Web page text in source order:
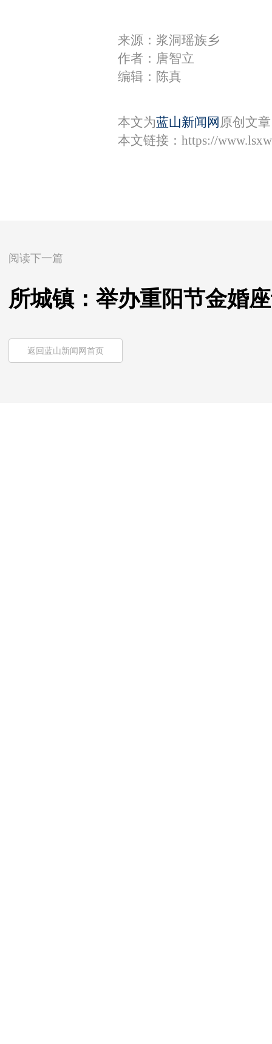
来源：浆洞瑶族乡
作者：唐智立
编辑：陈真
本文为蓝山新闻网 原创文
本文链接： https://
阅读下一篇
所城镇：举办重阳节金婚
返回蓝山新闻网首页